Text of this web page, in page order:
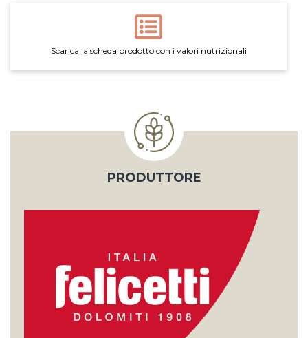
Scarica la scheda prodotto con i valori nutrizionali
PRODUTTORE